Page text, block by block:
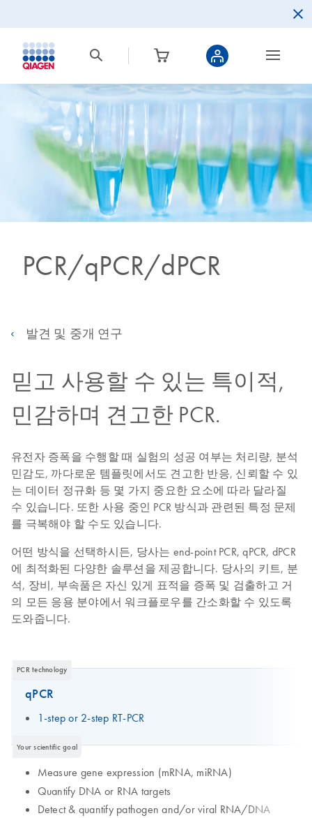
PCR/qPCR/dPCR
발견 및 중개 연구
믿고 사용할 수 있는 특이적,
민감하며 견고한 PCR.
유전자 증폭을 수행할 때 실험의 성공 여부는 처리량, 분석
민감도, 까다로운 템플릿에서도 견고한 반응, 신뢰할 수 있
는 데이터 정규화 등 몇 가지 중요한 요소에 따라 달라질
수 있습니다. 또한 사용 중인 PCR 방식과 관련된 특정 문제
를 극복해야 할 수도 있습니다.
어떤 방식을 선택하시든, 당사는 end-point PCR, qPCR, dPCR
에 최적화된 다양한 솔루션을 제공합니다. 당사의 키트, 분
석, 장비, 부속품은 자신 있게 표적을 증폭 및 검출하고 거
의 모든 응용 분야에서 워크플로우를 간소화할 수 있도록
도와줍니다.
PCR technology
qPCR
1-step or 2-step RT-PCR
Your scientific goal
Measure gene expression (mRNA, miRNA)
Quantify DNA or RNA targets
Detect & quantify pathogen and/or viral RNA/DNA